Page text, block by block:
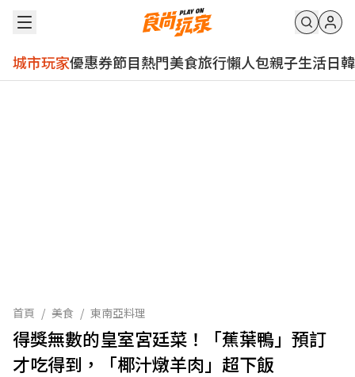
城市玩家優惠券節目熱門美食旅行懶人包親子生活日韓
首頁 / 美食 / 東南亞料理
得獎無數的皇室宮廷菜！「蕉葉鴨」預訂
才吃得到，「椰汁燉羊肉」超下飯